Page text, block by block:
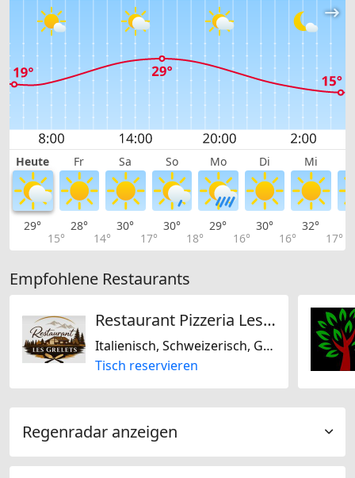
Heute Fr Sa So Mo Di Mi
29°
15°
28°
14°
30°
17°
30°
18°
29°
16°
30°
16°
32°
17°
Empfohlene Restaurants
Restaurant Pizzeria Les Grelets
Italienisch, Schweizerisch, Glutenfrei, Laktosefrei
Tisch reservieren
Regenradar anzeigen